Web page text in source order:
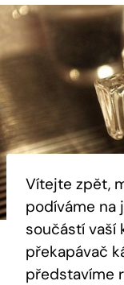
Vítejte zpět,
podíváme na
součástí vaší
překapávač
představíme